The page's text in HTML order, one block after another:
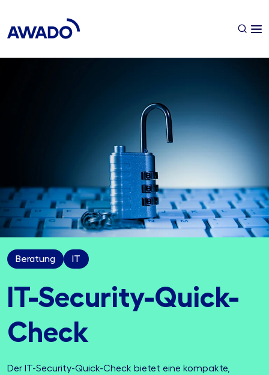
Beratung IT
IT-Security-Quick-
Check
Der IT-Security-Quick-Check bietet eine kompakte,